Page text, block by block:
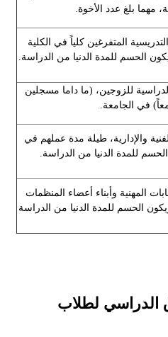
مهما بلغ عدد الأخوة.
التدريسية المتفرغين كلياً في الكلية
الحسم للمدة الدنيا من الدراسة.
للزوجين، (ما داما مسجلين
في الجامعة.
والإدارية، طيلة مدة عملهم في
للمدة الدنيا من الدراسة.
المهنية وأبناء أعضاء المنظمات
الحسم للمدة الدنيا من الدراسة
الدراسي لطلاب